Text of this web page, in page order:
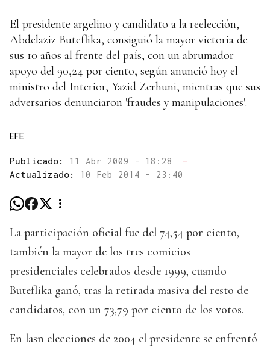
El presidente argelino y candidato a la reelección,
Abdelaziz Buteflika, consiguió la mayor victoria de
sus 10 años al frente del país, con un abrumador
apoyo del 90,24 por ciento, según anunció hoy el
ministro del Interior, Yazid Zerhuni, mientras que sus
adversarios denunciaron 'fraudes y manipulaciones'.
EFE
Publicado: 11 Abr 2009 - 18:28
—
Actualizado: 10 Feb 2014 - 23:40
La participación oficial fue del 74,54 por ciento,
también la mayor de los tres comicios
presidenciales celebrados desde 1999, cuando
Buteflika ganó, tras la retirada masiva del resto de
candidatos, con un 73,79 por ciento de los votos.
En lasn elecciones de 2004 el presidente se enfrentó